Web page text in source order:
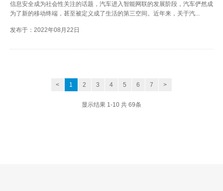
信息安全成为社会性关注的话题，汽车进入智能网联的发展阶段，汽车俨然成
为了新的移动终端，甚至被定义成了生活的第三空间。近年来，关于汽...
发布于：2022年08月22日
< 1 2 3 4 5 6 7 >
显示结果 1-10 共 69条